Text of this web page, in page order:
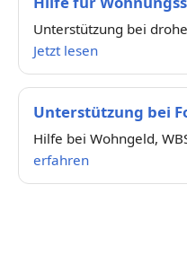
Unterstützung bei
Jetzt lesen
Unterstützung bei
Hilfe bei Wohngeld,
erfahren